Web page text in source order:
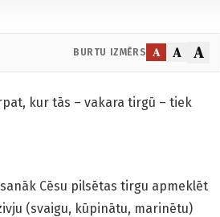
BURTU IZMĒRS A A A
kur tās – vakara tirgū – tiek
Cēsu pilsētas tirgu apmeklēt
(svaigu, kūpinātu, marinētu)